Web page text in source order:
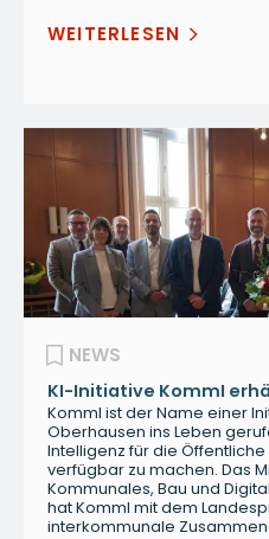
WEITERLESEN
NEWS
KI-Initiative KommI
KommI ist der Name einer
Oberhausen ins Leben
Intelligenz für die
verfügbar zu machen. Das
Kommunales, Bau und
hat KommI mit dem
interkommunale